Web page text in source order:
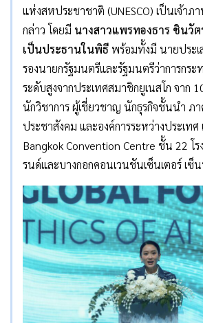
แห่งสหประชาชาติ (UNESCO) เป็นเจ้าภ
กล่าว โดยมี นางสาวแพรทองธาร ชินวั
เป็นประธานในพิธีพร้อมทั้งมี นายประเ
รองนายกรัฐมนตรีและรัฐมนตรีว่าการกระ
ระดับสูงจากประเทศสมาชิกยูเนสโก จาก
นักวิชาการ ผู้เชี่ยวชาญ นักธุรกิจชั้นนำ ภา
ประชาสังคม และองค์การระหว่างประเท
Bangkok Convention Centre ชั้น 22 โร
รนด์และบางกอกคอนเวนชันเซ็นเตอร์ เซ็น